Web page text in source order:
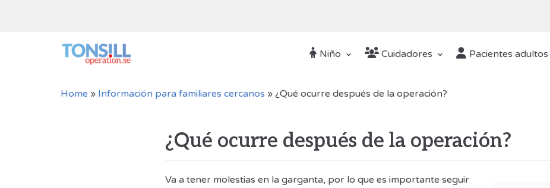
Niño Cuidadores Pacientes adultos
Home » Información para familiares cercanos » ¿Qué ocurre después de la operación?
¿Qué ocurre después de la operación?
Va a tener molestias en la garganta, por lo que es importante seguir